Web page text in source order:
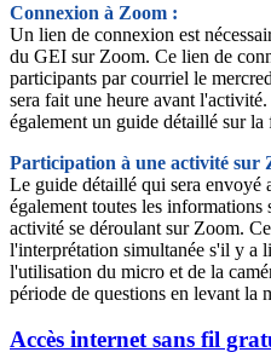
Connexion à Zoom :
Un lien de connexion est
du GEI sur Zoom. Ce lien de
participants par courriel le
sera fait une heure avant
également un guide détaillé sur la
Participation à une activité sur
Le guide détaillé qui sera envoyé
également toutes les
activité se déroulant sur Zoom.
l'interprétation simultanée s'il y a
l'utilisation du micro et de la
période de questions en levant la
Accès internet sans fil